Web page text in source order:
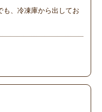
も、冷凍庫から出してお